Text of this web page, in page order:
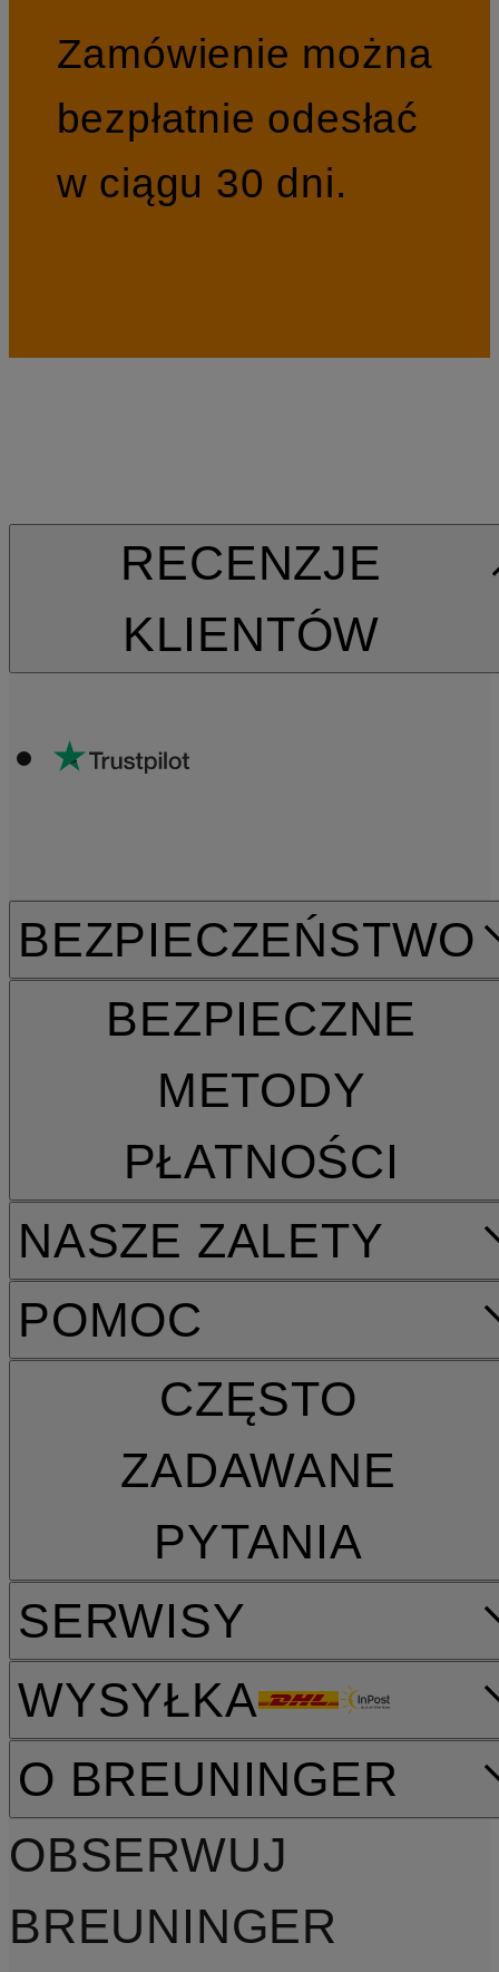
Zamówienie można
bezpłatnie odesłać
w ciągu 30 dni.
POMOC
CZĘSTO
ZADAWANE
PYTANIA
SERWISY
WYSYŁKA
RECENZJE
KLIENTÓW
BEZPIECZEŃSTWO
BEZPIECZNE
METODY
PŁATNOŚCI
NASZE ZALETY
O BREUNINGER
OBSERWUJ
BREUNINGER